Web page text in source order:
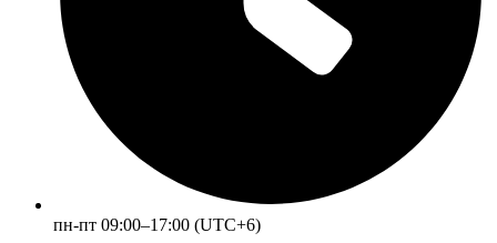
пн-пт 09:00–17:00 (UTC+6)